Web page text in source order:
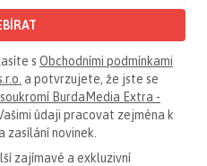
s Obchodními podmínkami
a potvrzujete, že jste se
BurdaMedia Extra -
údaji pracovat zejména k
zasílání novinek.
zajímavé a exkluzivní